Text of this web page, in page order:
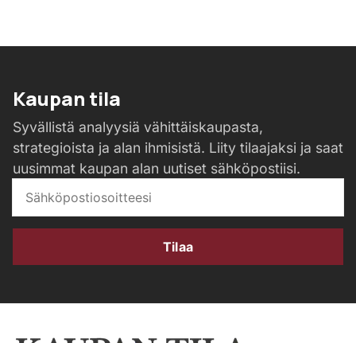
Kaupan tila
Syvällistä analyysiä vähittäiskaupasta,
strategioista ja alan ihmisistä. Liity tilaajaksi ja saat
uusimmat kaupan alan uutiset sähköpostiisi.
Tilaa